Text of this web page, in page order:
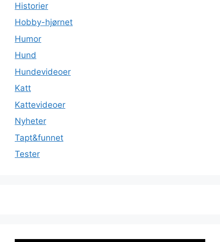
Historier
Hobby-hjørnet
Humor
Hund
Hundevideoer
Katt
Kattevideoer
Nyheter
Tapt&funnet
Tester